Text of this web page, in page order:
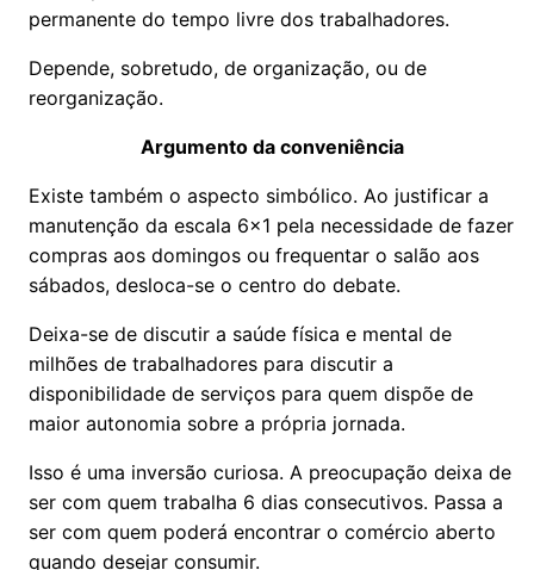
permanente do tempo livre dos trabalhadores.
Depende, sobretudo, de organização, ou de
reorganização.
Argumento da conveniência
Existe também o aspecto simbólico. Ao justificar a
manutenção da escala 6x1 pela necessidade de fazer
compras aos domingos ou frequentar o salão aos
sábados, desloca-se o centro do debate.
Deixa-se de discutir a saúde física e mental de
milhões de trabalhadores para discutir a
disponibilidade de serviços para quem dispõe de
maior autonomia sobre a própria jornada.
Isso é uma inversão curiosa. A preocupação deixa de
ser com quem trabalha 6 dias consecutivos. Passa a
ser com quem poderá encontrar o comércio aberto
quando desejar consumir.